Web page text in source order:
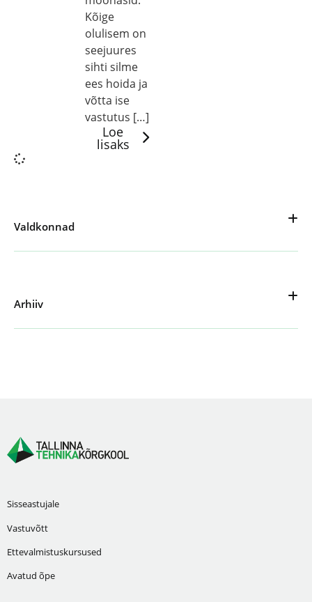
Kõige
olulisem on
seejuures
sihti silme
ees hoida ja
võtta ise
vastutus […]
Loe
lisaks
Valdkonnad
Arhiiv
Sisseastujale
Vastuvõtt
Ettevalmistuskursused
Avatud õpe